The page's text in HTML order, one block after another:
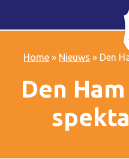
Home » Nieuws » Den
Den